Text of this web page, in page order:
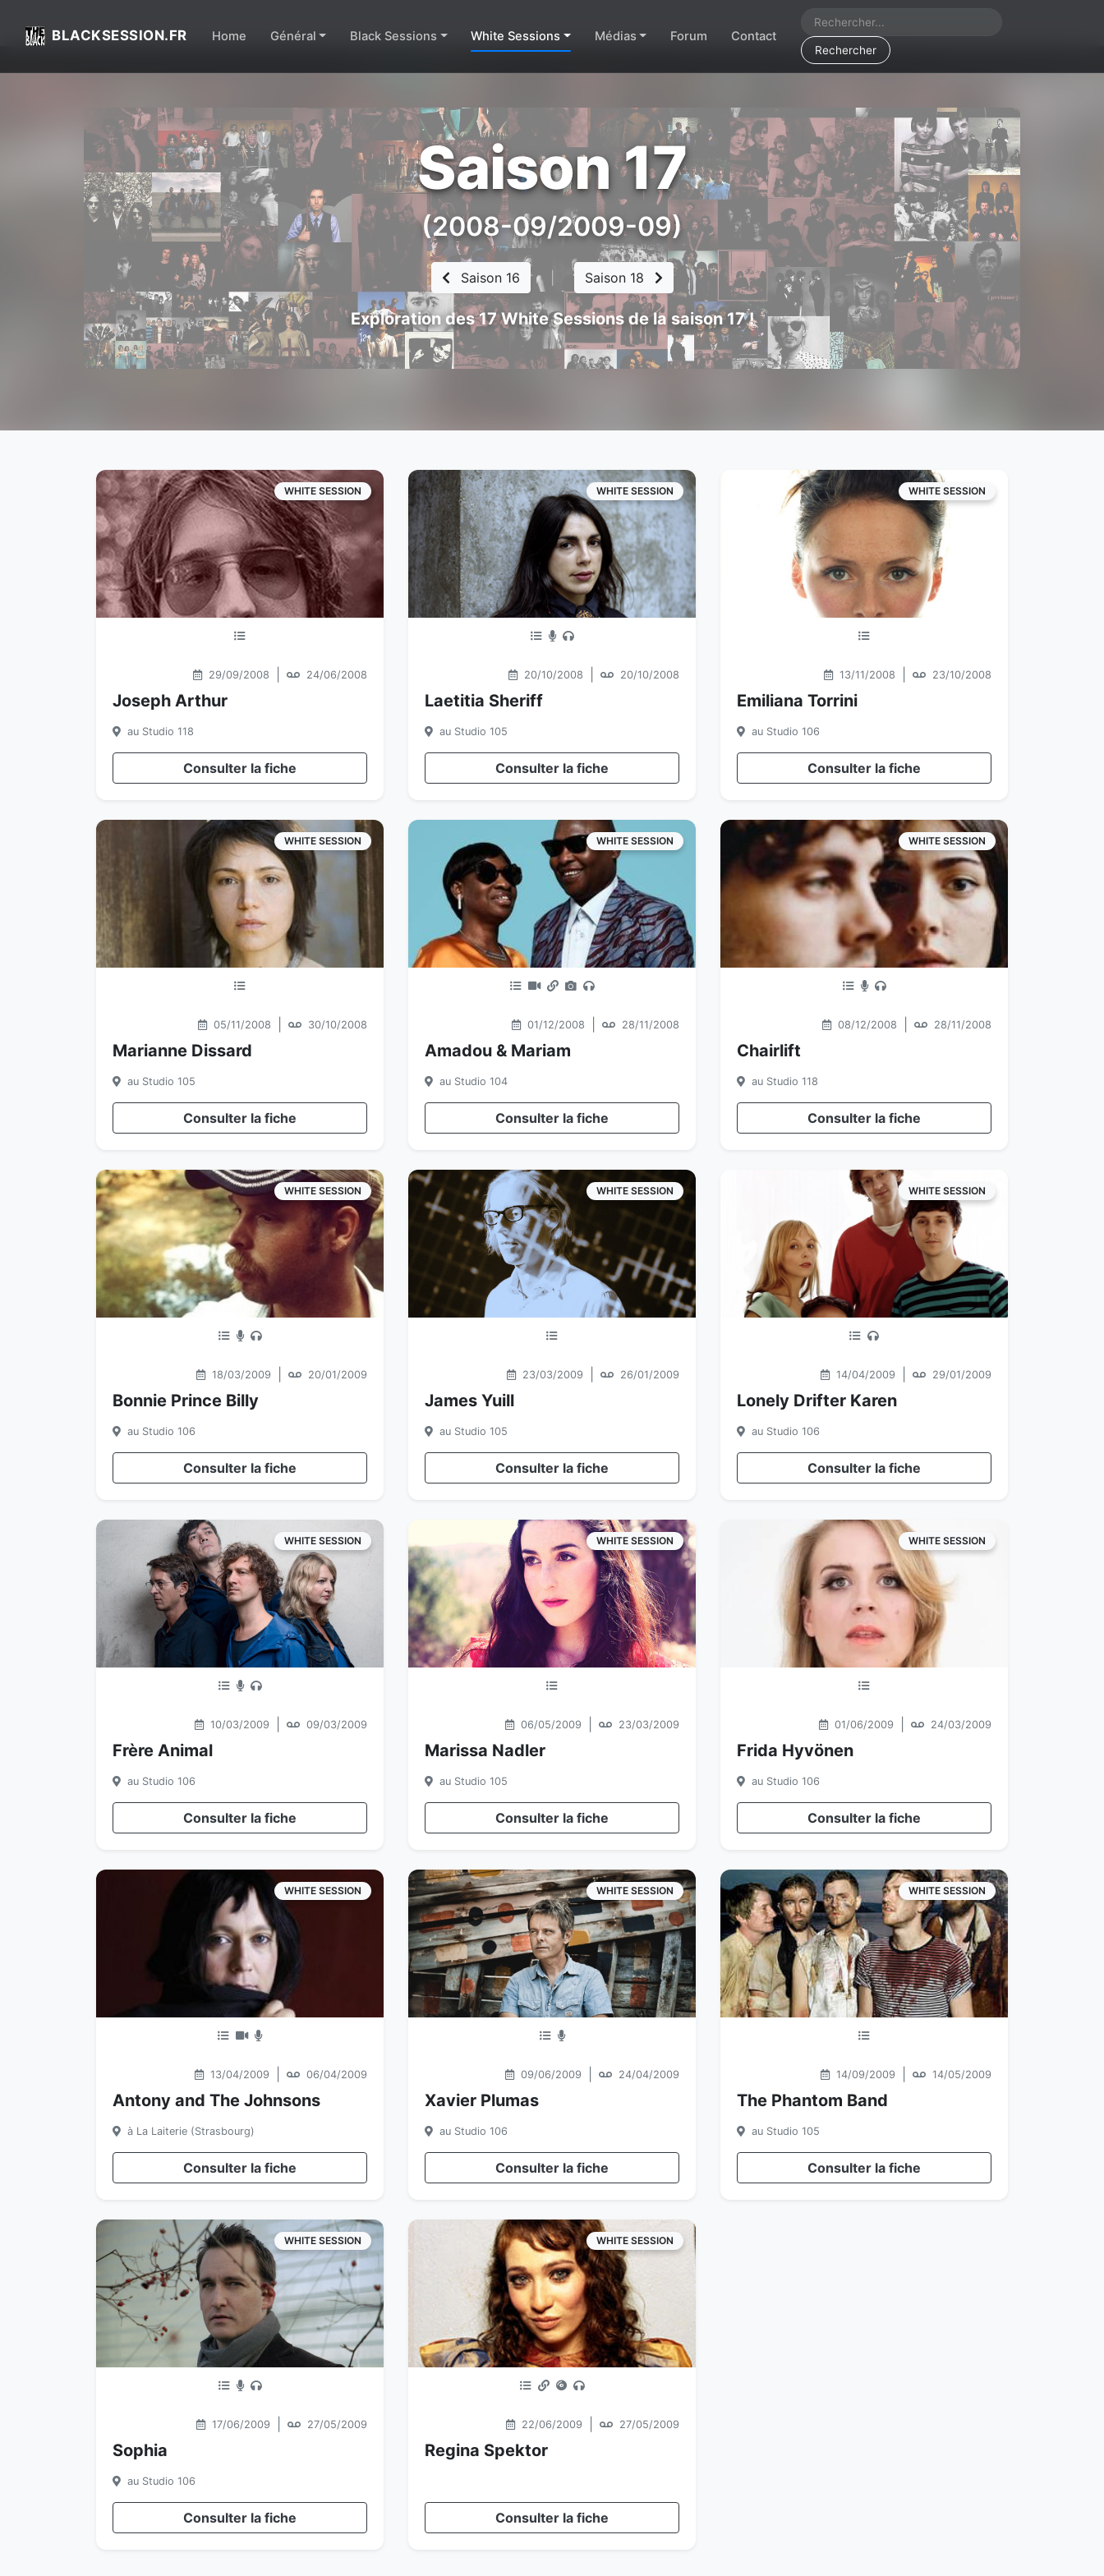
BLACKSESSION.FR Home Général Black Sessions White Sessions Médias Forum Contact
Rechercher
Saison 17
(2008-09/2009-09)
Saison 16 Saison 18
Exploration des 17 White Sessions de la saison 17 !
WHITE SESSION
29/09/2008 24/06/2008
Joseph Arthur
au Studio 118
Consulter la fiche
WHITE SESSION
20/10/2008 20/10/2008
Laetitia Sheriff
au Studio 105
Consulter la fiche
WHITE SESSION
13/11/2008 23/10/2008
Emiliana Torrini
au Studio 106
Consulter la fiche
WHITE SESSION
05/11/2008 30/10/2008
Marianne Dissard
au Studio 105
Consulter la fiche
WHITE SESSION
01/12/2008 28/11/2008
Amadou & Mariam
au Studio 104
Consulter la fiche
WHITE SESSION
08/12/2008 28/11/2008
Chairlift
au Studio 118
Consulter la fiche
WHITE SESSION
18/03/2009 20/01/2009
Bonnie Prince Billy
au Studio 106
Consulter la fiche
WHITE SESSION
23/03/2009 26/01/2009
James Yuill
au Studio 105
Consulter la fiche
WHITE SESSION
14/04/2009 29/01/2009
Lonely Drifter Karen
au Studio 106
Consulter la fiche
WHITE SESSION
10/03/2009 09/03/2009
Frère Animal
au Studio 106
Consulter la fiche
WHITE SESSION
06/05/2009 23/03/2009
Marissa Nadler
au Studio 105
Consulter la fiche
WHITE SESSION
01/06/2009 24/03/2009
Frida Hyvönen
au Studio 106
Consulter la fiche
WHITE SESSION
13/04/2009 06/04/2009
Antony and The Johnsons
à La Laiterie (Strasbourg)
Consulter la fiche
WHITE SESSION
09/06/2009 24/04/2009
Xavier Plumas
au Studio 106
Consulter la fiche
WHITE SESSION
14/09/2009 14/05/2009
The Phantom Band
au Studio 105
Consulter la fiche
WHITE SESSION
17/06/2009 27/05/2009
Sophia
au Studio 106
Consulter la fiche
WHITE SESSION
22/06/2009 27/05/2009
Regina Spektor
Consulter la fiche